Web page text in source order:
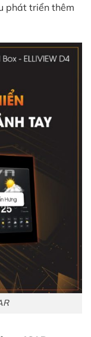
phát triển thêm